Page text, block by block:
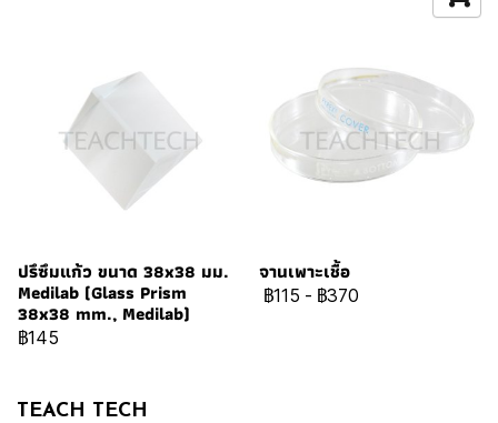
ปรึซึมแก้ว ขนาด 38x38 มม.
Medilab (Glass Prism
38x38 mm., Medilab)
฿145
จานเพาะเชื้อ
฿115 - ฿370
TEACH TECH